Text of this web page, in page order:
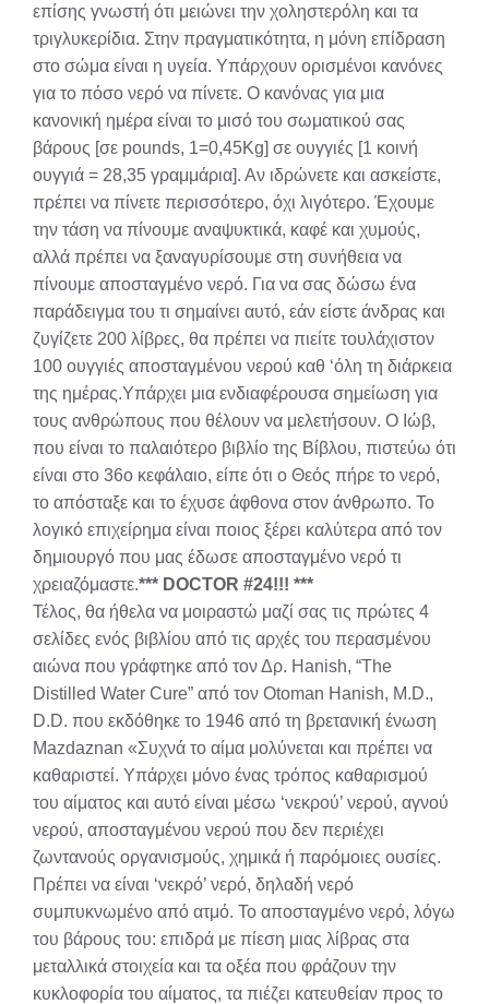
επίσης γνωστή ότι μειώνει την χοληστερόλη και τα
τριγλυκερίδια. Στην πραγματικότητα, η μόνη επίδραση
στο σώμα είναι η υγεία. Υπάρχουν ορισμένοι κανόνες
για το πόσο νερό να πίνετε. Ο κανόνας για μια
κανονική ημέρα είναι το μισό του σωματικού σας
βάρους [σε pounds, 1=0,45Kg] σε ουγγιές [1 κοινή
ουγγιά = 28,35 γραμμάρια]. Αν ιδρώνετε και ασκείστε,
πρέπει να πίνετε περισσότερο, όχι λιγότερο. Έχουμε
την τάση να πίνουμε αναψυκτικά, καφέ και χυμούς,
αλλά πρέπει να ξαναγυρίσουμε στη συνήθεια να
πίνουμε αποσταγμένο νερό. Για να σας δώσω ένα
παράδειγμα του τι σημαίνει αυτό, εάν είστε άνδρας και
ζυγίζετε 200 λίβρες, θα πρέπει να πιείτε τουλάχιστον
100 ουγγιές αποσταγμένου νερού καθ ‘όλη τη διάρκεια
της ημέρας.Υπάρχει μια ενδιαφέρουσα σημείωση για
τους ανθρώπους που θέλουν να μελετήσουν. Ο Ιώβ,
που είναι το παλαιότερο βιβλίο της Βίβλου, πιστεύω ότι
είναι στο 36ο κεφάλαιο, είπε ότι ο Θεός πήρε το νερό,
το απόσταξε και το έχυσε άφθονα στον άνθρωπο. Το
λογικό επιχείρημα είναι ποιος ξέρει καλύτερα από τον
δημιουργό που μας έδωσε αποσταγμένο νερό τι
χρειαζόμαστε.*** DOCTOR #24!!! ***
Τέλος, θα ήθελα να μοιραστώ μαζί σας τις πρώτες 4
σελίδες ενός βιβλίου από τις αρχές του περασμένου
αιώνα που γράφτηκε από τον Δρ. Hanish, “The
Distilled Water Cure” από τον Otoman Hanish, M.D.,
D.D. που εκδόθηκε το 1946 από τη βρετανική ένωση
Mazdaznan «Συχνά το αίμα μολύνεται και πρέπει να
καθαριστεί. Υπάρχει μόνο ένας τρόπος καθαρισμού
του αίματος και αυτό είναι μέσω ‘νεκρού’ νερού, αγνού
νερού, αποσταγμένου νερού που δεν περιέχει
ζωντανούς οργανισμούς, χημικά ή παρόμοιες ουσίες.
Πρέπει να είναι ‘νεκρό’ νερό, δηλαδή νερό
συμπυκνωμένο από ατμό. Το αποσταγμένο νερό, λόγω
του βάρους του: επιδρά με πίεση μιας λίβρας στα
μεταλλικά στοιχεία και τα οξέα που φράζουν την
κυκλοφορία του αίματος, τα πιέζει κατευθείαν προς το